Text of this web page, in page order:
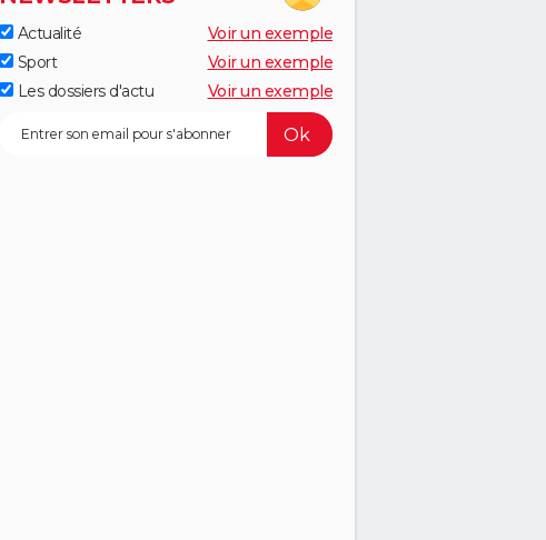
Actualité
Voir un exemple
Sport
Voir un exemple
Les dossiers d'actu
Voir un exemple